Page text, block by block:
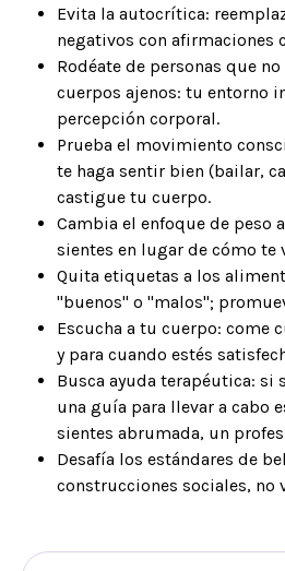
Evita la autocrítica:
negativos con afirmaciones
Rodéate de personas que
cuerpos ajenos: tu entorno
percepción corporal.
Prueba el movimiento
te haga sentir bien (bailar,
castigue tu cuerpo.
Cambia el enfoque de peso
sientes en lugar de cómo te
Quita etiquetas a los
"buenos" o "malos";
Escucha a tu cuerpo: come
y para cuando estés
Busca ayuda terapéutica: si
una guía para llevar a cabo
sientes abrumada, un
Desafía los estándares de
construcciones sociales, no